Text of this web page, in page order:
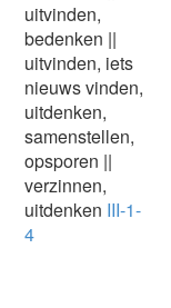
uitvinden,
bedenken ||
uitvinden, iets
nieuws vinden,
uitdenken,
samenstellen,
opsporen ||
verzinnen,
uitdenken III-1-
4